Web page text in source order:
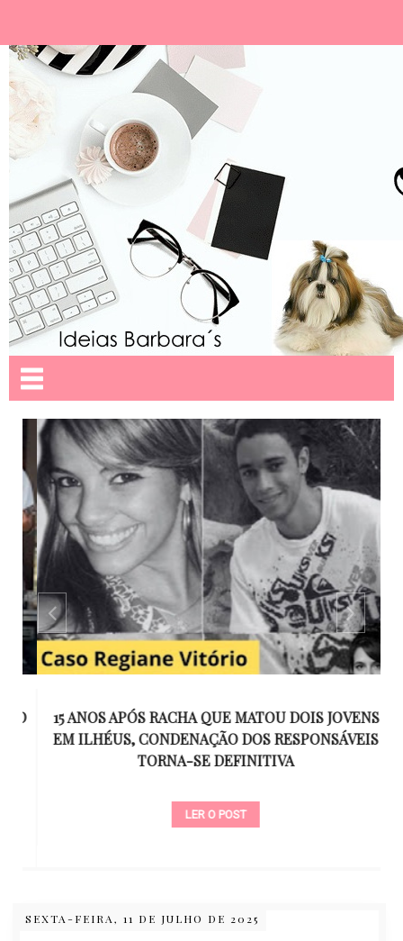
15 ANOS APÓS RACHA QUE MATOU DOIS JOVENS
EM ILHÉUS, CONDENAÇÃO DOS RESPONSÁVEIS
TORNA-SE DEFINITIVA
LER O POST
SEXTA-FEIRA, 11 DE JULHO DE 2025